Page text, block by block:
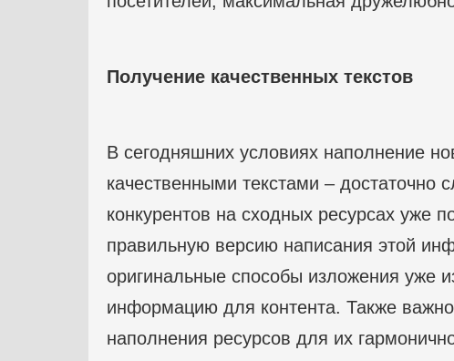
Получение качественных текстов
В сегодняшних условиях наполнение
качественными текстами –
конкурентов на сходных ресурсах уже
правильную версию написания этой
оригинальные способы изложения уже
информацию для контента. Также важно
наполнения ресурсов для их